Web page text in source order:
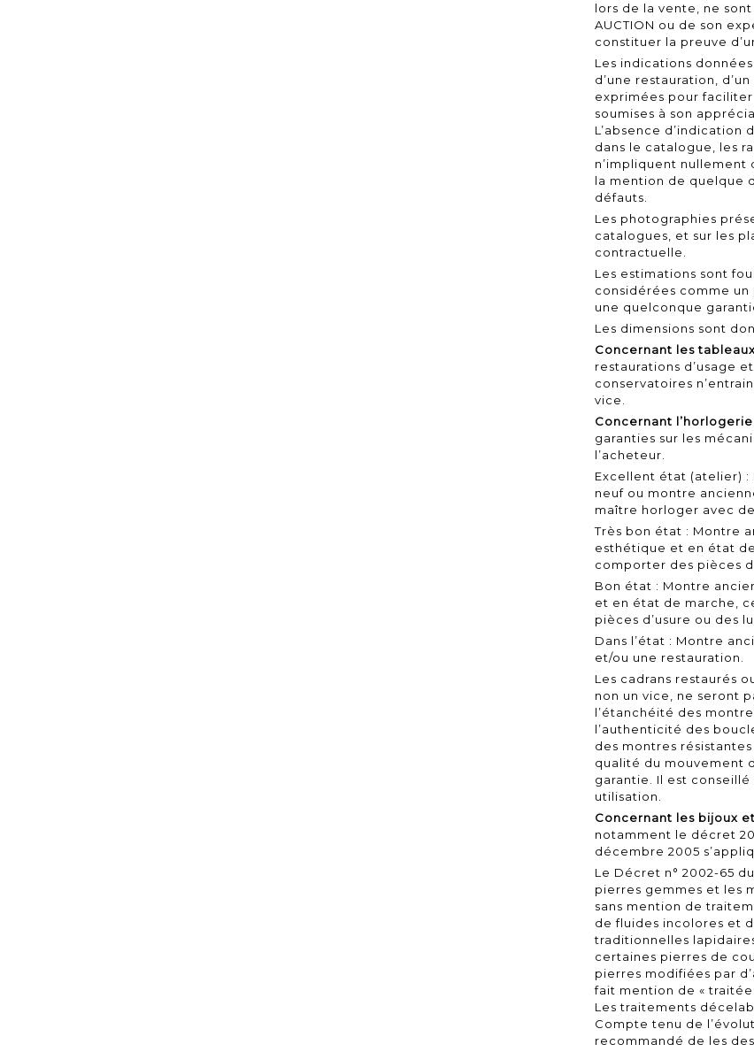
lors de la vente, ne
AUCTION ou de son
constituer la preuve
Les indications données
d’une restauration,
exprimées pour
soumises à son
L’absence d’indication
dans le catalogue, les
n’impliquent nullement
la mention de quelque
défauts.
Les photographies
catalogues, et sur les
contractuelle.
Les estimations sont
considérées comme
une quelconque
Les dimensions sont
Concernant les tableaux
restaurations d’usage
conservatoires
vice.
Concernant l’horlogerie
garanties sur les
l’acheteur.
Excellent état (atelier)
neuf ou montre
maître horloger avec
Très bon état : Montre
esthétique et en état
comporter des pièces
Bon état : Montre
et en état de marche,
pièces d’usure ou des
Dans l’état : Montre
et/ou une restauration.
Les cadrans restaurés
non un vice, ne seront
l’étanchéité des
l’authenticité des
des montres
qualité du mouvement
garantie. Il est
utilisation.
Concernant les bijoux
notamment le décret
décembre 2005
Le Décret n° 2002-65
pierres gemmes et les
sans mention de
de fluides incolores et
traditionnelles
certaines pierres de
pierres modifiées par
fait mention de «
Les traitements
Compte tenu de
recommandé de les